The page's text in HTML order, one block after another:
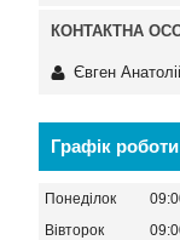
Євген
Графік роботи
Понеділок
Вівторок